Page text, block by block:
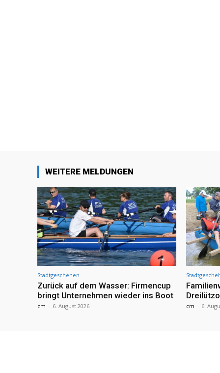
WEITERE MELDUNGEN
Stadtgeschehen
Zurück auf dem Wasser: Firmencup
bringt Unternehmen wieder ins Boot
cm - 6. August 2026 cm - 6.